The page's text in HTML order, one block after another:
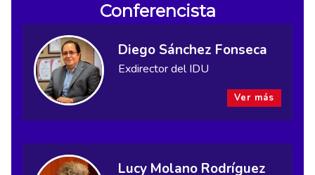
Conferencista
Diego Sánchez Fonseca
Exdirector del IDU
Ver más
Lucy Molano Rodríguez